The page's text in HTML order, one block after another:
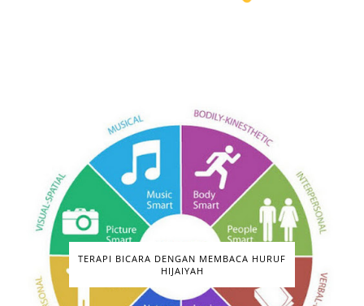
TERAPI BICARA DENGAN MEMBACA HURUF
HIJAIYAH